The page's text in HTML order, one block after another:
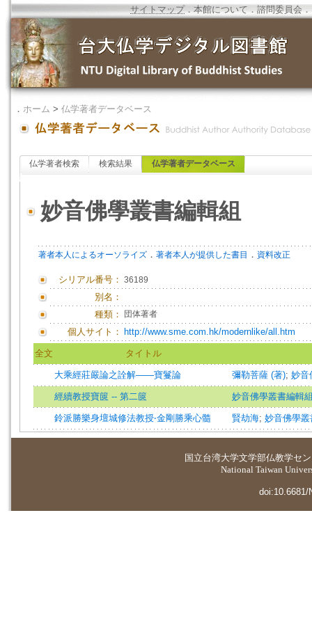
サイトマップ．本館について ．諮問委員会 ．
． ホーム > 仏学著者データベース
仏学著者検索 検索結果 仏学著者データベース
妙音佛學叢書編輯組
著者本人によるオーソライズ ． 著者本人が提供した書目 ． 資料改正
シリアル番号： 36189
別名：
種類：
団体著者
個人サイト： http://www.sme.com.hk/modernlike/all.htm
全文 タイトル
大乘經莊嚴論之詮解——寶鬘論 彌勒菩薩 (著); 妙音
經續教授寶篋 -- 第二篋 妙音佛學叢書編輯
鈴派勝樂身壇城修法教授‧金剛勝乘心髓 賢劫海; 妙音佛學
国立台湾大学文学部仏教学セ
National Taiwan
doi:10.6681/